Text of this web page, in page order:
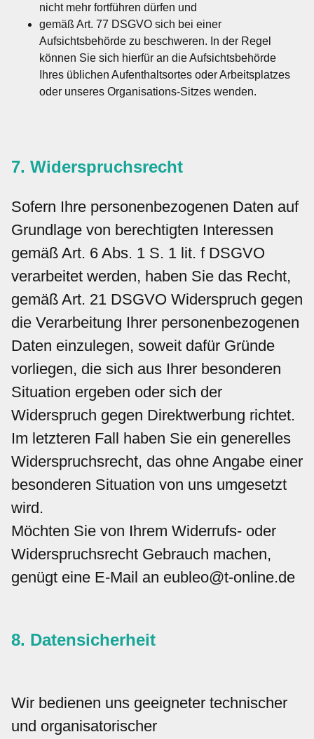
nicht mehr fortführen dürfen und
gemäß Art. 77 DSGVO sich bei einer
Aufsichtsbehörde zu beschweren. In der Regel
können Sie sich hierfür an die Aufsichtsbehörde
Ihres üblichen Aufenthaltsortes oder Arbeitsplatzes
oder unseres Organisations-Sitzes wenden.
7. Widerspruchsrecht
Sofern Ihre personenbezogenen Daten auf
Grundlage von berechtigten Interessen
gemäß Art. 6 Abs. 1 S. 1 lit. f DSGVO
verarbeitet werden, haben Sie das Recht,
gemäß Art. 21 DSGVO Widerspruch gegen
die Verarbeitung Ihrer personenbezogenen
Daten einzulegen, soweit dafür Gründe
vorliegen, die sich aus Ihrer besonderen
Situation ergeben oder sich der
Widerspruch gegen Direktwerbung richtet.
Im letzteren Fall haben Sie ein generelles
Widerspruchsrecht, das ohne Angabe einer
besonderen Situation von uns umgesetzt
wird.
Möchten Sie von Ihrem Widerrufs- oder
Widerspruchsrecht Gebrauch machen,
genügt eine E-Mail an eubleo@t-online.de
8. Datensicherheit
Wir bedienen uns geeigneter technischer
und organisatorischer